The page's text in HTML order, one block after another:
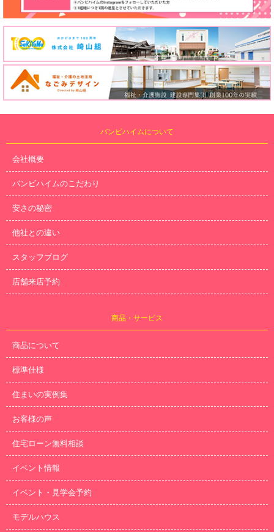
バンビハイムについて
会社概要
バンビハイムのこだわり
安さの秘密
他社との違い
スタッフブログ
店舗来店予約
商品・サービス
商品について
標準仕様
住まいの実例集
お客様の声
住宅ローン無料相談
イベント情報
イベント・見学会予約
モデルハウス